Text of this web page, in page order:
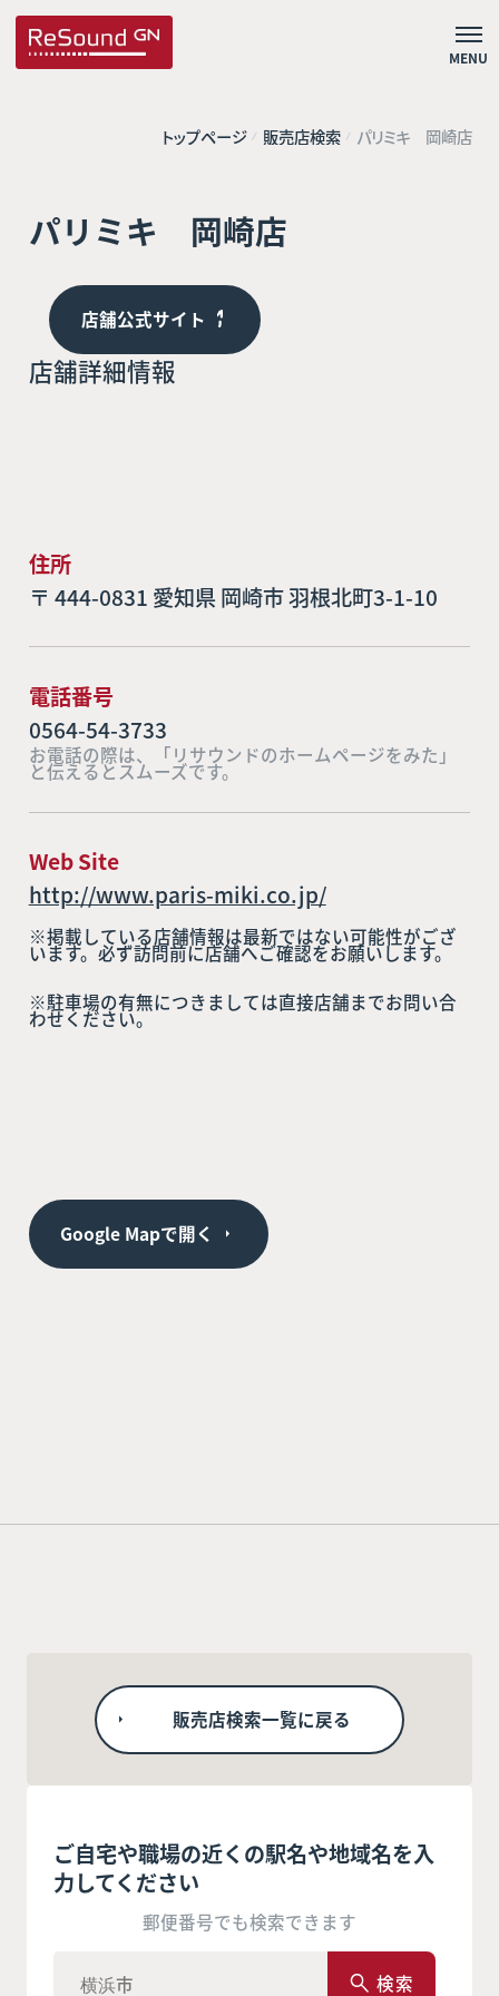
MENU
トップページ 販売店検索 パリミキ 岡崎店
パリミキ 岡崎店
店舗公式サイト
店舗詳細情報
住所
〒 444-0831 愛知県 岡崎市 羽根北町3-1-10
電話番号
0564-54-3733
お電話の際は、「リサウンドのホームページをみた」
と伝えるとスムーズです。
Web Site
http://www.paris-miki.co.jp/
※掲載している店舗情報は最新ではない可能性がござ
います。必ず訪問前に店舗へご確認をお願いします。
※駐車場の有無につきましては直接店舗までお問い合
わせください。
Google Mapで開く
販売店検索一覧に戻る
ご自宅や職場の近くの駅名や地域名を入
力してください
郵便番号でも検索できます
検索